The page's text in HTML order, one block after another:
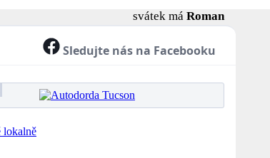
svátek má Roman
Sledujte nás na Facebooku